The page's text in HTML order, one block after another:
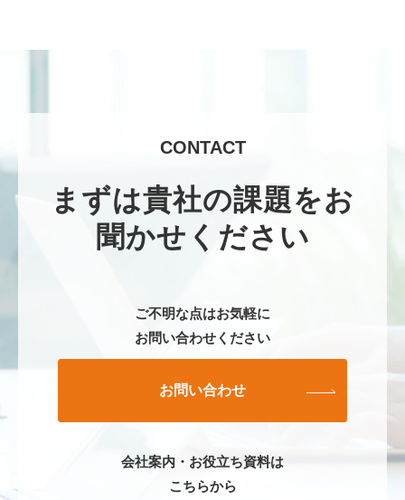
CONTACT
まずは貴社の課題をお
聞かせください
ご不明な点はお気軽に
お問い合わせください
お問い合わせ
会社案内・お役立ち資料は
こちらから